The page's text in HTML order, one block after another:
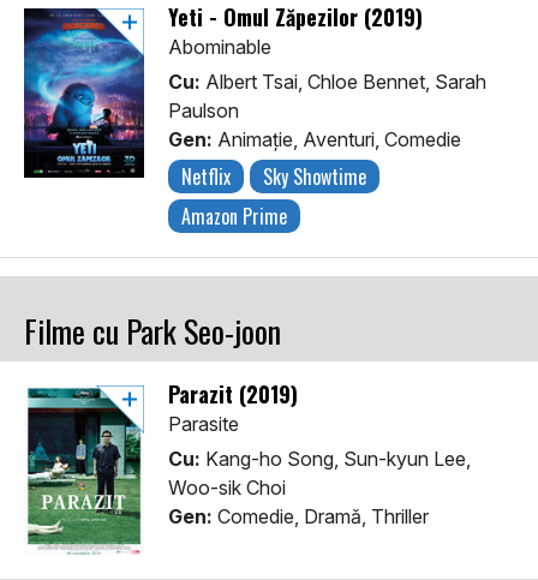
Yeti - Omul Zăpezilor (2019)
Abominable
Cu: Albert Tsai, Chloe Bennet, Sarah
Paulson
Gen: Animaţie, Aventuri, Comedie
Netflix
Sky Showtime
Amazon Prime
Filme cu Park Seo-joon
Parazit (2019)
Parasite
Cu: Kang-ho Song, Sun-kyun Lee,
Woo-sik Choi
Gen: Comedie, Dramă, Thriller